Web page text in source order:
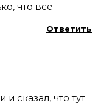
что все
Ответить
сказал, что тут